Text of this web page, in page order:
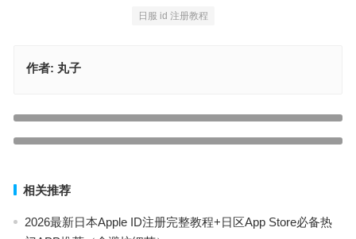
日服 id 注册教程
作者: 丸子
相关推荐
2026最新日本Apple ID注册完整教程+日区App Store必备热